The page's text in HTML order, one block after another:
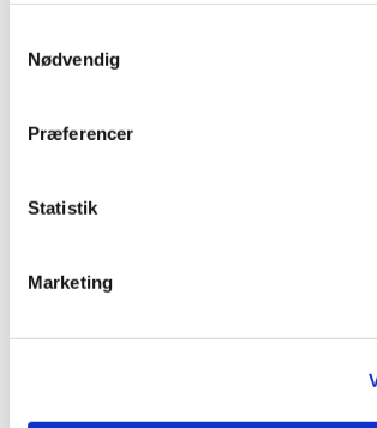
Nødvendig
Præferencer
Statistik
Marketing